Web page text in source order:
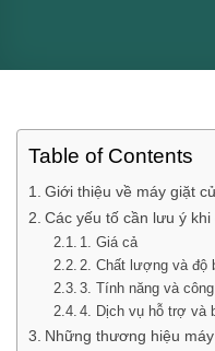
Table of Contents
Giới thiệu về máy giặt
Các yếu tố cần lưu ý
1. Giá cả
2. Chất lượng và độ
3. Tính năng và
4. Dịch vụ hỗ trợ và
Những thương hiệu